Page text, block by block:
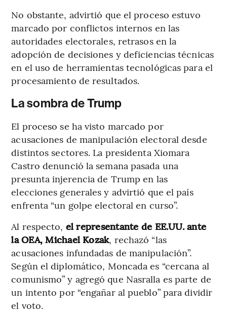
No obstante, advirtió que el proceso estuvo
marcado por conflictos internos en las
autoridades electorales, retrasos en la
adopción de decisiones y deficiencias técnicas
en el uso de herramientas tecnológicas para el
procesamiento de resultados.
La sombra de Trump
El proceso se ha visto marcado por
acusaciones de manipulación electoral desde
distintos sectores. La presidenta Xiomara
Castro denunció la semana pasada una
presunta injerencia de Trump en las
elecciones generales y advirtió que el país
enfrenta “un golpe electoral en curso”.
Al respecto, el representante de EE.UU. ante
la OEA, Michael Kozak, rechazó “las
acusaciones infundadas de manipulación”.
Según el diplomático, Moncada es “cercana al
comunismo” y agregó que Nasralla es parte de
un intento por “engañar al pueblo” para dividir
el voto.